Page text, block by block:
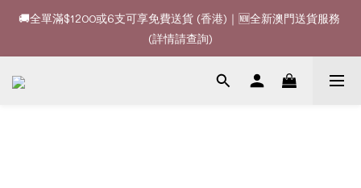
🚚全單滿$1200或6支可享免費送貨 (香港)｜🆕全新澳門送貨服務
(詳情請查詢)
🚚全單滿$1200或6支可享免費送貨 (香港)｜🆕全新澳門送貨服務
(詳情請查詢)
你的最佳婚宴酒酒商